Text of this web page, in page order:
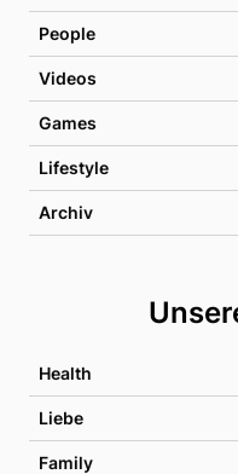
People
Videos
Games
Lifestyle
Archiv
Health
Liebe
Family